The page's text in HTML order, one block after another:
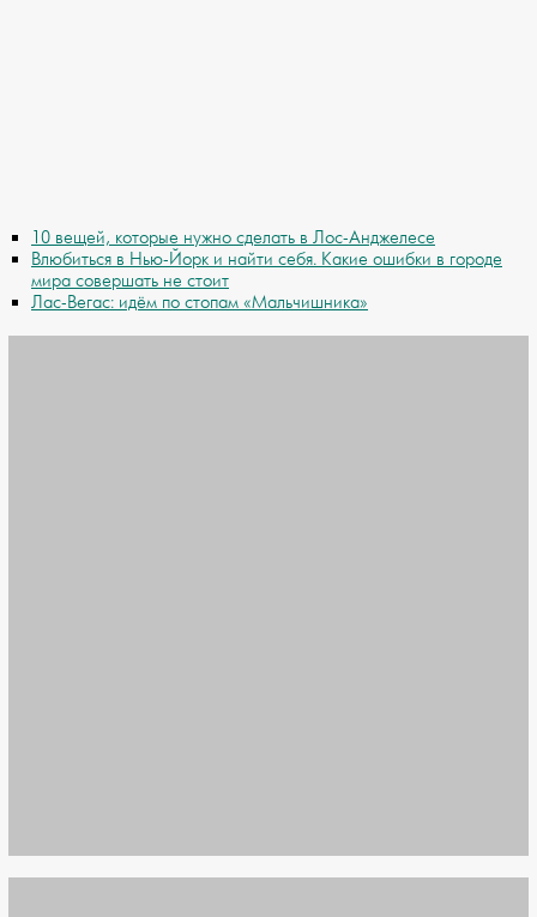
10 вещей, которые нужно сделать в Лос-Анджелесе
Влюбиться в Нью-Йорк и найти себя. Какие ошибки в городе
мира совершать не стоит
Лас-Вегас: идём по стопам «Мальчишника»